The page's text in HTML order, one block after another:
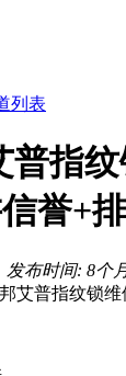
列表
普指
誉+
发布时间: 8个
艾普指纹锁